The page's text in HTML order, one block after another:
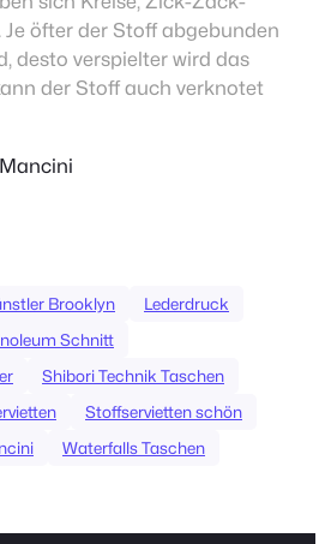
öfter der Stoff abgebunden
desto verspielter wird das
der Stoff auch verknotet
Brooklyn
Lederdruck
Schnitt
Shibori Technik Taschen
Stoffservietten schön
Waterfalls Taschen